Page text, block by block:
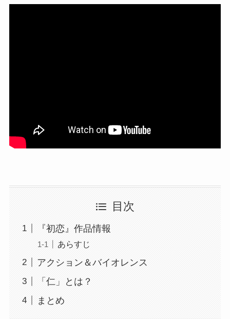
目次
『初恋』作品情報
あらすじ
アクション＆バイオレンス
「仁」とは？
まとめ